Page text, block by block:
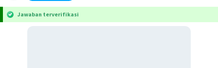
Jawaban terverifikasi